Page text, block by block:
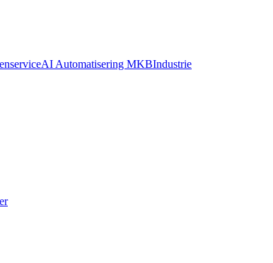
AI Automatisering MKBIndustrie